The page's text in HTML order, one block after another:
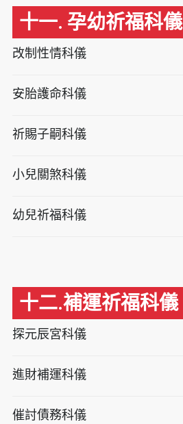
十一. 孕幼祈福科儀
改制性情科儀
安胎護命科儀
祈賜子嗣科儀
小兒關煞科儀
幼兒祈福科儀
十二.補運祈福科儀
探元辰宮科儀
進財補運科儀
催討債務科儀